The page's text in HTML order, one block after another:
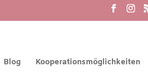
Blog Kooperationsmöglichkeiten